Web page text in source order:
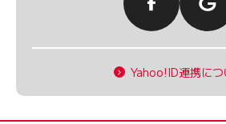
Yahoo!ID連携につ